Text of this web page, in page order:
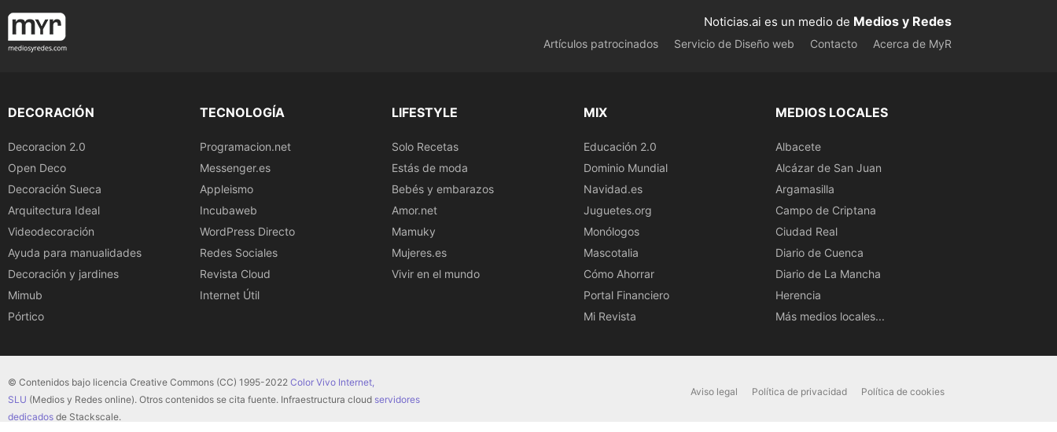
Noticias.ai es un medio de Medios y Redes
Artículos patrocinados Servicio de Diseño web Contacto Acerca de MyR
DECORACIÓN
Decoracion 2.0
Open Deco
Decoración Sueca
Arquitectura Ideal
Videodecoración
Ayuda para manualidades
Decoración y jardines
Mimub
Pórtico
TECNOLOGÍA
Programacion.net
Messenger.es
Appleismo
Incubaweb
WordPress Directo
Redes Sociales
Revista Cloud
Internet Útil
LIFESTYLE
Solo Recetas
Estás de moda
Bebés y embarazos
Amor.net
Mamuky
Mujeres.es
Vivir en el mundo
MIX
Educación 2.0
Dominio Mundial
Navidad.es
Juguetes.org
Monólogos
Mascotalia
Cómo Ahorrar
Portal Financiero
Mi Revista
MEDIOS LOCALES
Albacete
Alcázar de San Juan
Argamasilla
Campo de Criptana
Ciudad Real
Diario de Cuenca
Diario de La Mancha
Herencia
Más medios locales...
© Contenidos bajo licencia Creative Commons (CC) 1995-2022 Color Vivo Internet,
SLU (Medios y Redes online). Otros contenidos se cita fuente. Infraestructura cloud servidores
dedicados de Stackscale.
Aviso legal Política de privacidad Política de cookies